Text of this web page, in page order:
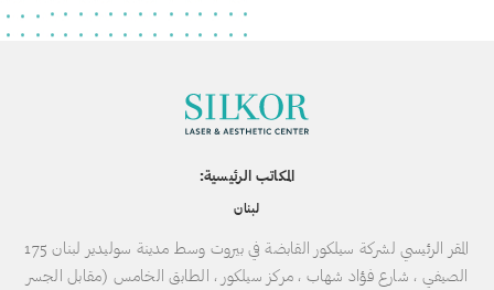
المكاتب الرئيسية:
لبنان
المقر الرئيسي لشركة سيلكور القابضة في بيروت وسط مدينة سوليدير لبنان 175
الصيفي ، شارع فؤاد شهاب ، مركز سيلكور ، الطابق الخامس (مقابل الجسر